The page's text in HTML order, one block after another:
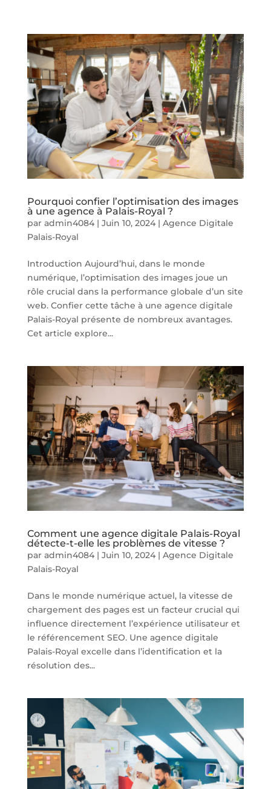
Pourquoi confier l’optimisation des images
à une agence à Palais-Royal ?
par admin4084| Juin 10, 2024| Agence Digitale
Palais-Royal
Introduction Aujourd’hui, dans le monde
numérique, l’optimisation des images joue un
rôle crucial dans la performance globale d’un site
web. Confier cette tâche à une agence digitale
Palais-Royal présente de nombreux avantages.
Cet article explore...
Comment une agence digitale Palais-Royal
détecte-t-elle les problèmes de vitesse ?
par admin4084| Juin 10, 2024| Agence Digitale
Palais-Royal
Dans le monde numérique actuel, la vitesse de
chargement des pages est un facteur crucial qui
influence directement l’expérience utilisateur et
le référencement SEO. Une agence digitale
Palais-Royal excelle dans l’identification et la
résolution des...